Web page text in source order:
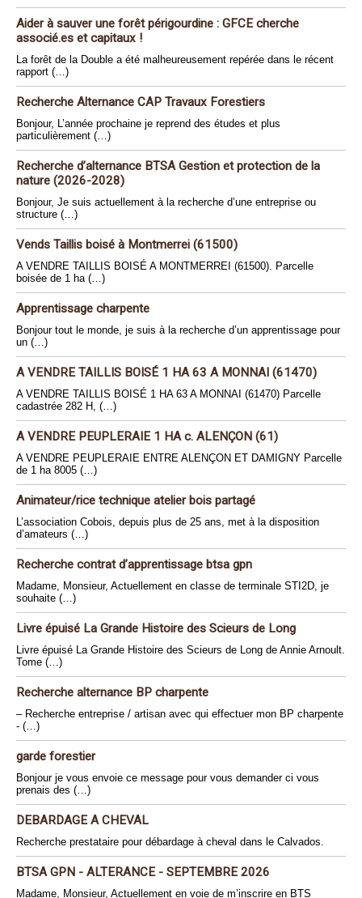
Aider à sauver une forêt périgourdine : GFCE cherche
associé.es et capitaux !
La forêt de la Double a été malheureusement repérée dans le récent
rapport (…)
Recherche Alternance CAP Travaux Forestiers
Bonjour, L’année prochaine je reprend des études et plus
particulièrement (…)
Recherche d’alternance BTSA Gestion et protection de la
nature (2026-2028)
Bonjour, Je suis actuellement à la recherche d’une entreprise ou
structure (…)
Vends Taillis boisé à Montmerrei (61500)
A VENDRE TAILLIS BOISÉ A MONTMERREI (61500). Parcelle
boisée de 1 ha (…)
Apprentissage charpente
Bonjour tout le monde, je suis à la recherche d’un apprentissage pour
un (…)
A VENDRE TAILLIS BOISÉ 1 HA 63 A MONNAI (61470)
A VENDRE TAILLIS BOISÉ 1 HA 63 A MONNAI (61470) Parcelle
cadastrée 282 H, (…)
A VENDRE PEUPLERAIE 1 HA c. ALENÇON (61)
A VENDRE PEUPLERAIE ENTRE ALENÇON ET DAMIGNY Parcelle
de 1 ha 8005 (…)
Animateur/rice technique atelier bois partagé
L’association Cobois, depuis plus de 25 ans, met à la disposition
d’amateurs (…)
Recherche contrat d’apprentissage btsa gpn
Madame, Monsieur, Actuellement en classe de terminale STI2D, je
souhaite (…)
Livre épuisé La Grande Histoire des Scieurs de Long
Livre épuisé La Grande Histoire des Scieurs de Long de Annie Arnoult.
Tome (…)
Recherche alternance BP charpente
– Recherche entreprise / artisan avec qui effectuer mon BP charpente
- (…)
garde forestier
Bonjour je vous envoie ce message pour vous demander ci vous
prenais des (…)
DEBARDAGE A CHEVAL
Recherche prestataire pour débardage à cheval dans le Calvados.
BTSA GPN - ALTERANCE - SEPTEMBRE 2026
Madame, Monsieur, Actuellement en voie de m’inscrire en BTS